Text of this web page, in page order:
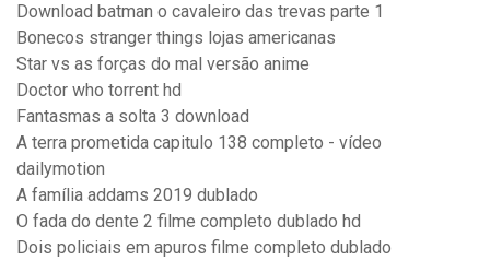
Download batman o cavaleiro das trevas parte 1
Bonecos stranger things lojas americanas
Star vs as forças do mal versão anime
Doctor who torrent hd
Fantasmas a solta 3 download
A terra prometida capitulo 138 completo - vídeo
dailymotion
A família addams 2019 dublado
O fada do dente 2 filme completo dublado hd
Dois policiais em apuros filme completo dublado